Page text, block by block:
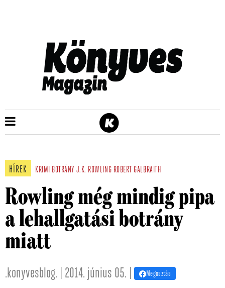
HÍREK KRIMI BOTRÁNY J.K. ROWLING ROBERT GALBRAITH
Rowling még mindig pipa
a lehallgatási botrány
miatt
.konyvesblog. | 2014. június 05. | Megosztás